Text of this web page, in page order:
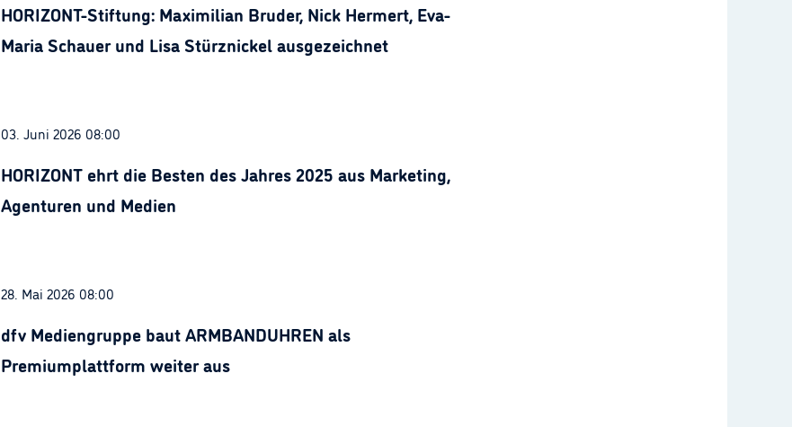
HORIZONT-Stiftung: Maximilian Bruder, Nick Hermert, Eva-
Maria Schauer und Lisa Stürznickel ausgezeichnet
03. Juni 2026 08:00
HORIZONT ehrt die Besten des Jahres 2025 aus Marketing,
Agenturen und Medien
28. Mai 2026 08:00
dfv Mediengruppe baut ARMBANDUHREN als
Premiumplattform weiter aus